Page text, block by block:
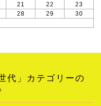
21 22
23
28 29
30
代」カテゴリーの